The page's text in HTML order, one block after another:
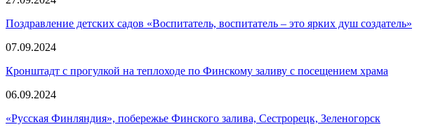
Поздравление детских садов «Воспитатель, воспитатель – это ярких душ создатель»
07.09.2024
Кронштадт с прогулкой на теплоходе по Финскому заливу с посещением храма
06.09.2024
«Русская Финляндия», побережье Финского залива, Сестрорецк, Зеленогорск